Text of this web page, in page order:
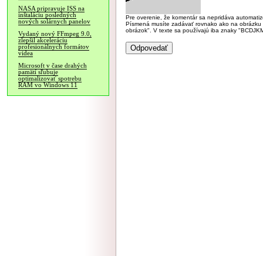
NASA pripravuje ISS na
inštaláciu posledných
nových solárnych panelov
Vydaný nový FFmpeg 9.0,
zlepšil akceleráciu
profesionálnych formátov
videa
Microsoft v čase drahých
pamätí sľubuje
optimalizovať spotrebu
RAM vo Windows 11
Pre overenie, že komentár sa nepridáva
Písmená musíte zadávať rovnako ako na
obrázok". V texte sa používajú iba znaky